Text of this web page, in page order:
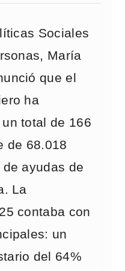
Sociales
María
que el
ha
total de 166
de 68.018
ayudas de
La
contaba con
un
del 64%